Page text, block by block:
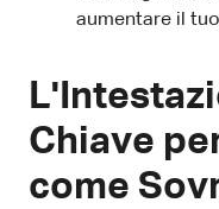
aumentare il
Chiave
come